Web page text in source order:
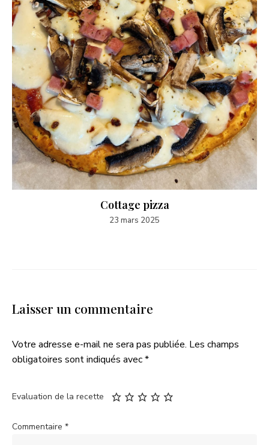
Cottage pizza
23 mars 2025
Laisser un commentaire
Votre adresse e-mail ne sera pas publiée. Les champs
obligatoires sont indiqués avec*
Evaluation de la recette
Commentaire *